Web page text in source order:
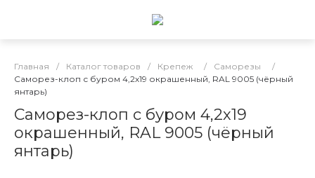
Главная / Каталог товаров / Крепеж / Саморезы
/
Саморез-клоп с буром 4,2х19 окрашенный, RAL 9005 (чёрный
янтарь)
Саморез-клоп с буром 4,2х19
окрашенный, RAL 9005 (чёрный
янтарь)